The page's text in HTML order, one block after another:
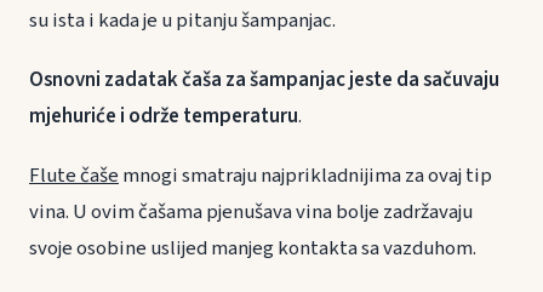
su ista i kada je u pitanju šampanjac.
Osnovni zadatak čaša za šampanjac jeste da sačuvaju
mjehuriće i održe temperaturu.
Flute čašemnogi smatraju najprikladnijima za ovaj tip
vina. U ovim čašama pjenušava vina bolje zadržavaju
svoje osobine uslijed manjeg kontakta sa vazduhom.